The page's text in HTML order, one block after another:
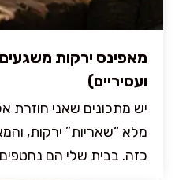
ועסיריים)
יש מתכונים שאני
מלא “שאריות” ירקות,
כזה. בבית שלי הם